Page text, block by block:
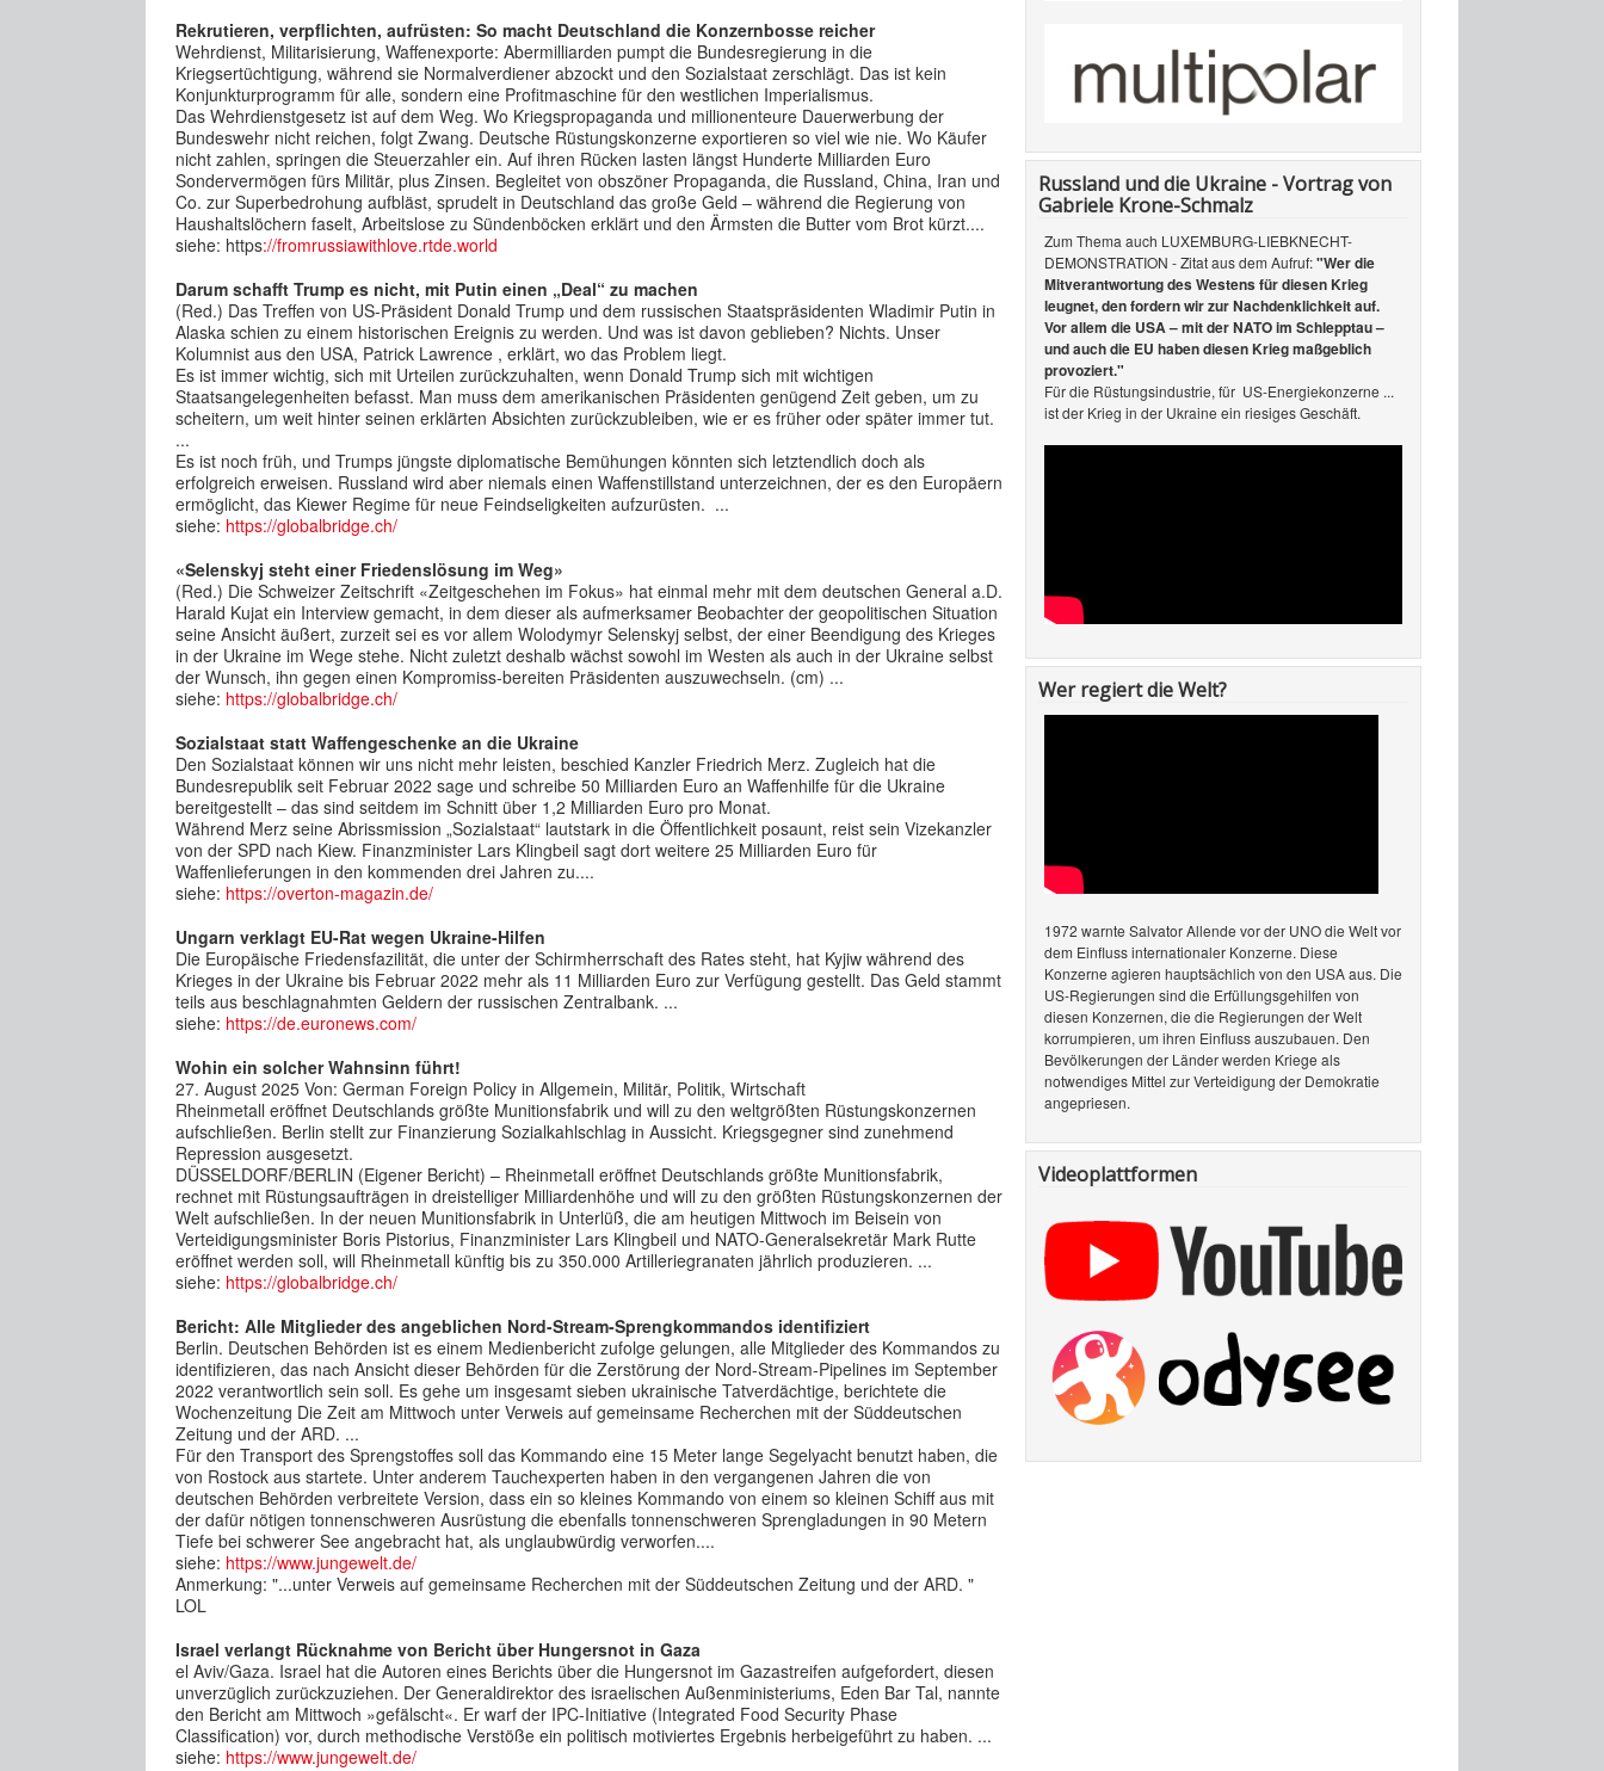
Rekrutieren, verpflichten, aufrüsten: So macht Deutschland die Konzernbosse reicher
Wehrdienst, Militarisierung, Waffenexporte: Abermilliarden pumpt die Bundesregierung in die
Kriegsertüchtigung, während sie Normalverdiener abzockt und den Sozialstaat zerschlägt. Das ist kein
Konjunkturprogramm für alle, sondern eine Profitmaschine für den westlichen Imperialismus.
Das Wehrdienstgesetz ist auf dem Weg. Wo Kriegspropaganda und millionenteure Dauerwerbung der
Bundeswehr nicht reichen, folgt Zwang. Deutsche Rüstungskonzerne exportieren so viel wie nie. Wo Käufer
nicht zahlen, springen die Steuerzahler ein. Auf ihren Rücken lasten längst Hunderte Milliarden Euro
Sondervermögen fürs Militär, plus Zinsen. Begleitet von obszöner Propaganda, die Russland, China, Iran und
Co. zur Superbedrohung aufbläst, sprudelt in Deutschland das große Geld – während die Regierung von
Haushaltslöchern faselt, Arbeitslose zu Sündenböcken erklärt und den Ärmsten die Butter vom Brot kürzt....
siehe: https://fromrussiawithlove.rtde.world
Darum schafft Trump es nicht, mit Putin einen „Deal“ zu machen
(Red.) Das Treffen von US-Präsident Donald Trump und dem russischen Staatspräsidenten Wladimir Putin in
Alaska schien zu einem historischen Ereignis zu werden. Und was ist davon geblieben? Nichts. Unser
Kolumnist aus den USA, Patrick Lawrence , erklärt, wo das Problem liegt.
Es ist immer wichtig, sich mit Urteilen zurückzuhalten, wenn Donald Trump sich mit wichtigen
Staatsangelegenheiten befasst. Man muss dem amerikanischen Präsidenten genügend Zeit geben, um zu
scheitern, um weit hinter seinen erklärten Absichten zurückzubleiben, wie er es früher oder später immer tut.
...
Es ist noch früh, und Trumps jüngste diplomatische Bemühungen könnten sich letztendlich doch als
erfolgreich erweisen. Russland wird aber niemals einen Waffenstillstand unterzeichnen, der es den Europäern
ermöglicht, das Kiewer Regime für neue Feindseligkeiten aufzurüsten. ...
siehe: https://globalbridge.ch/
«Selenskyj steht einer Friedenslösung im Weg»
(Red.) Die Schweizer Zeitschrift «Zeitgeschehen im Fokus» hat einmal mehr mit dem deutschen General a.D.
Harald Kujat ein Interview gemacht, in dem dieser als aufmerksamer Beobachter der geopolitischen Situation
seine Ansicht äußert, zurzeit sei es vor allem Wolodymyr Selenskyj selbst, der einer Beendigung des Krieges
in der Ukraine im Wege stehe. Nicht zuletzt deshalb wächst sowohl im Westen als auch in der Ukraine selbst
der Wunsch, ihn gegen einen Kompromiss-bereiten Präsidenten auszuwechseln. (cm) ...
siehe: https://globalbridge.ch/
Sozialstaat statt Waffengeschenke an die Ukraine
Den Sozialstaat können wir uns nicht mehr leisten, beschied Kanzler Friedrich Merz. Zugleich hat die
Bundesrepublik seit Februar 2022 sage und schreibe 50 Milliarden Euro an Waffenhilfe für die Ukraine
bereitgestellt – das sind seitdem im Schnitt über 1,2 Milliarden Euro pro Monat.
Während Merz seine Abrissmission „Sozialstaat“ lautstark in die Öffentlichkeit posaunt, reist sein Vizekanzler
von der SPD nach Kiew. Finanzminister Lars Klingbeil sagt dort weitere 25 Milliarden Euro für
Waffenlieferungen in den kommenden drei Jahren zu....
siehe: https://overton-magazin.de/
Ungarn verklagt EU-Rat wegen Ukraine-Hilfen
Die Europäische Friedensfazilität, die unter der Schirmherrschaft des Rates steht, hat Kyjiw während des
Krieges in der Ukraine bis Februar 2022 mehr als 11 Milliarden Euro zur Verfügung gestellt. Das Geld stammt
teils aus beschlagnahmten Geldern der russischen Zentralbank. ...
siehe: https://de.euronews.com/
Wohin ein solcher Wahnsinn führt!
27. August 2025 Von: German Foreign Policy in Allgemein, Militär, Politik, Wirtschaft
Rheinmetall eröffnet Deutschlands größte Munitionsfabrik und will zu den weltgrößten Rüstungskonzernen
aufschließen. Berlin stellt zur Finanzierung Sozialkahlschlag in Aussicht. Kriegsgegner sind zunehmend
Repression ausgesetzt.
DÜSSELDORF/BERLIN (Eigener Bericht) – Rheinmetall eröffnet Deutschlands größte Munitionsfabrik,
rechnet mit Rüstungsaufträgen in dreistelliger Milliardenhöhe und will zu den größten Rüstungskonzernen der
Welt aufschließen. In der neuen Munitionsfabrik in Unterlüß, die am heutigen Mittwoch im Beisein von
Verteidigungsminister Boris Pistorius, Finanzminister Lars Klingbeil und NATO-Generalsekretär Mark Rutte
eröffnet werden soll, will Rheinmetall künftig bis zu 350.000 Artilleriegranaten jährlich produzieren. ...
siehe: https://globalbridge.ch/
Bericht: Alle Mitglieder des angeblichen Nord-Stream-Sprengkommandos identifiziert
Berlin. Deutschen Behörden ist es einem Medienbericht zufolge gelungen, alle Mitglieder des Kommandos zu
identifizieren, das nach Ansicht dieser Behörden für die Zerstörung der Nord-Stream-Pipelines im September
2022 verantwortlich sein soll. Es gehe um insgesamt sieben ukrainische Tatverdächtige, berichtete die
Wochenzeitung Die Zeit am Mittwoch unter Verweis auf gemeinsame Recherchen mit der Süddeutschen
Zeitung und der ARD. ...
Für den Transport des Sprengstoffes soll das Kommando eine 15 Meter lange Segelyacht benutzt haben, die
von Rostock aus startete. Unter anderem Tauchexperten haben in den vergangenen Jahren die von
deutschen Behörden verbreitete Version, dass ein so kleines Kommando von einem so kleinen Schiff aus mit
der dafür nötigen tonnenschweren Ausrüstung die ebenfalls tonnenschweren Sprengladungen in 90 Metern
Tiefe bei schwerer See angebracht hat, als unglaubwürdig verworfen....
siehe: https://www.jungewelt.de/
Anmerkung: "...unter Verweis auf gemeinsame Recherchen mit der Süddeutschen Zeitung und der ARD. "
LOL
Israel verlangt Rücknahme von Bericht über Hungersnot in Gaza
el Aviv/Gaza. Israel hat die Autoren eines Berichts über die Hungersnot im Gazastreifen aufgefordert, diesen
unverzüglich zurückzuziehen. Der Generaldirektor des israelischen Außenministeriums, Eden Bar Tal, nannte
den Bericht am Mittwoch »gefälscht«. Er warf der IPC-Initiative (Integrated Food Security Phase
Classification) vor, durch methodische Verstöße ein politisch motiviertes Ergebnis herbeigeführt zu haben. ...
siehe: https://www.jungewelt.de/
Russland und die Ukraine - Vortrag von
Gabriele Krone-Schmalz
Zum Thema auch LUXEMBURG-LIEBKNECHT-
DEMONSTRATION - Zitat aus dem Aufruf:"Wer die
Mitverantwortung des Westens für diesen Krieg
leugnet, den fordern wir zur Nachdenklichkeit auf.
Vor allem die USA – mit der NATO im Schlepptau –
und auch die EU haben diesen Krieg maßgeblich
provoziert."
Für die Rüstungsindustrie, für US-Energiekonzerne ...
ist der Krieg in der Ukraine ein riesiges Geschäft.
Wer regiert die Welt?
1972 warnte Salvator Allende vor der UNO die Welt vor
dem Einfluss internationaler Konzerne. Diese
Konzerne agieren hauptsächlich von den USA aus. Die
US-Regierungen sind die Erfüllungsgehilfen von
diesen Konzernen, die die Regierungen der Welt
korrumpieren, um ihren Einfluss auszubauen. Den
Bevölkerungen der Länder werden Kriege als
notwendiges Mittel zur Verteidigung der Demokratie
angepriesen.
Videoplattformen